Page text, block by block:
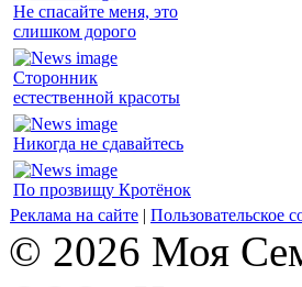
Не спасайте меня, это
слишком дорого
Сторонник
естественной красоты
Никогда не сдавайтесь
По прозвищу Кротёнок
Реклама на сайте | Пользовательское
© 2026 Моя